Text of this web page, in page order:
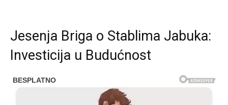
Jesenja Briga o Stablima Jabuka:
Investicija u Budućnost